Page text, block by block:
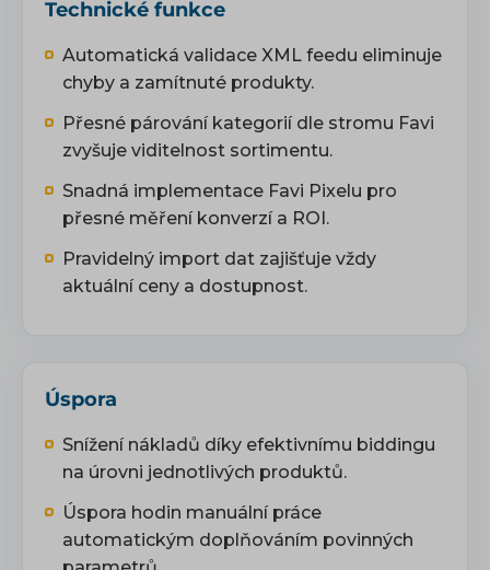
Technické funkce
Automatická validace XML feedu eliminuje
chyby a zamítnuté produkty.
Přesné párování kategorií dle stromu Favi
zvyšuje viditelnost sortimentu.
Snadná implementace Favi Pixelu pro
přesné měření konverzí a ROI.
Pravidelný import dat zajišťuje vždy
aktuální ceny a dostupnost.
Úspora
Snížení nákladů díky efektivnímu biddingu
na úrovni jednotlivých produktů.
Úspora hodin manuální práce
automatickým doplňováním povinných